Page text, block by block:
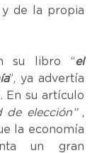
y de la propia
su libro “el
”, ya advertía
En su artículo
de elección” ,
la economía
un gran